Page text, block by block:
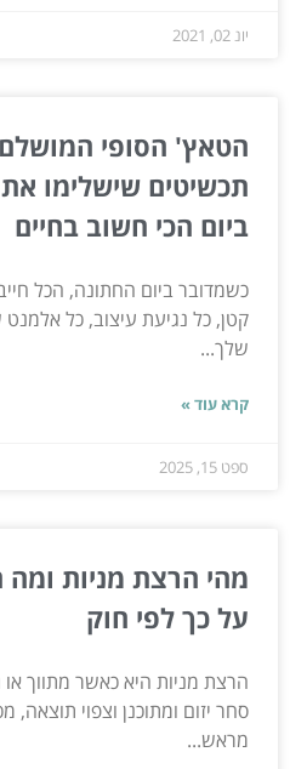
יונ 02, 2021
הטאץ' הסופי
תכשיטים שישלימו
ביום הכי חשוב בחיים
כשמדובר ביום החתונה, הכל
קטן, כל נגיעת עיצוב, כל אלמנט
שלך...
קרא עוד »
ספט 15, 2025
מהי הרצת מניות ומה
על כך לפי חוק
הרצת מניות היא כאשר מתווך
סחר יזום ומתוכנן וצפוי תוצאה,
מראש...